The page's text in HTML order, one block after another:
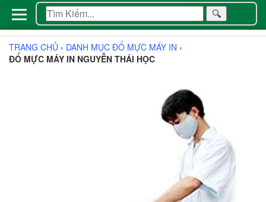
🔍
TRANG CHỦ › DANH MỤC ĐỔ MỰC MÁY IN ›
ĐỔ MỰC MÁY IN NGUYỄN THÁI HỌC